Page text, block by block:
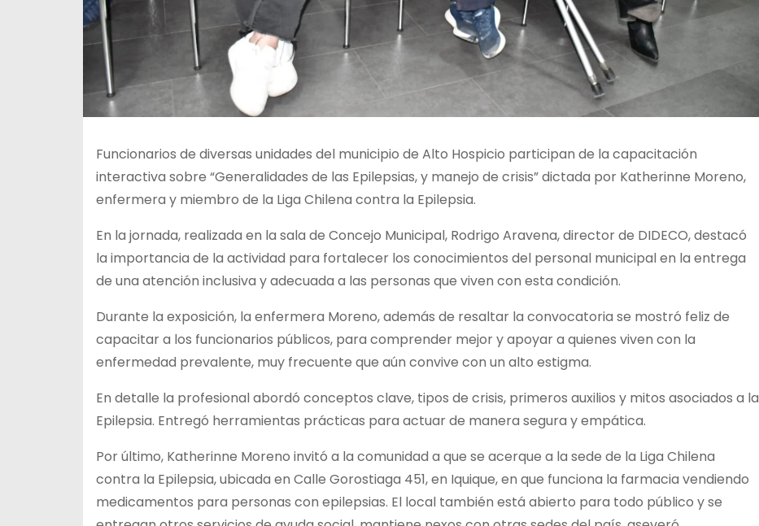
Funcionarios de diversas unidades del municipio de Alto Hospicio participan de la capacitación
interactiva sobre “Generalidades de las Epilepsias, y manejo de crisis” dictada por Katherinne Moreno,
enfermera y miembro de la Liga Chilena contra la Epilepsia.
En la jornada, realizada en la sala de Concejo Municipal, Rodrigo Aravena, director de DIDECO, destacó
la importancia de la actividad para fortalecer los conocimientos del personal municipal en la entrega
de una atención inclusiva y adecuada a las personas que viven con esta condición.
Durante la exposición, la enfermera Moreno, además de resaltar la convocatoria se mostró feliz de
capacitar a los funcionarios públicos, para comprender mejor y apoyar a quienes viven con la
enfermedad prevalente, muy frecuente que aún convive con un alto estigma.
En detalle la profesional abordó conceptos clave, tipos de crisis, primeros auxilios y mitos asociados a la
Epilepsia. Entregó herramientas prácticas para actuar de manera segura y empática.
Por último, Katherinne Moreno invitó a la comunidad a que se acerque a la sede de la Liga Chilena
contra la Epilepsia, ubicada en Calle Gorostiaga 451, en Iquique, en que funciona la farmacia vendiendo
medicamentos para personas con epilepsias. El local también está abierto para todo público y se